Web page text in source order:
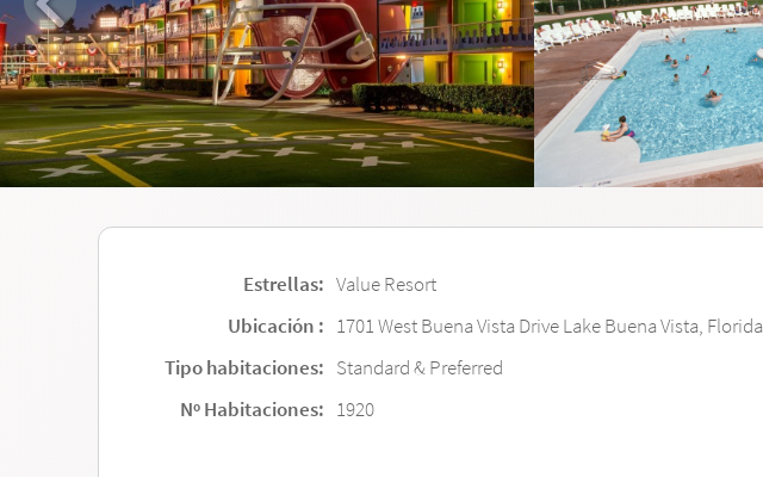
Estrellas: Value Resort
Ubicación : 1701 West Buena Vista Drive Lake Buena Vista, Florida
Tipo habitaciones: Standard & Preferred
Nº Habitaciones: 1920